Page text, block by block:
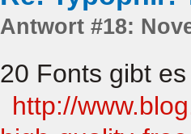
Antwort #18:
20 Fonts gibt
http://